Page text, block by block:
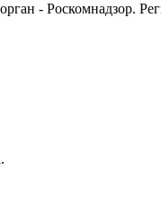
- Роскомнадзор.